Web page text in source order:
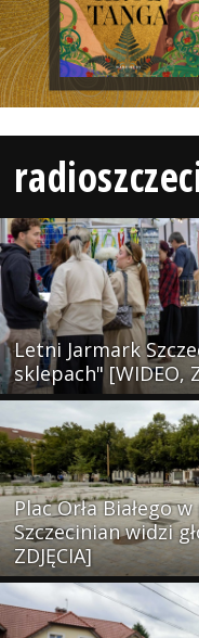
Letni Jarmark
sklepach" [WIDEO,
Plac Orła Białego
Szczecinian widzi
ZDJĘCIA]